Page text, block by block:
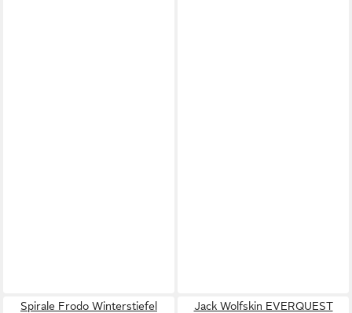
Spirale Frodo Winterstiefel
Jack Wolfskin EVERQUEST